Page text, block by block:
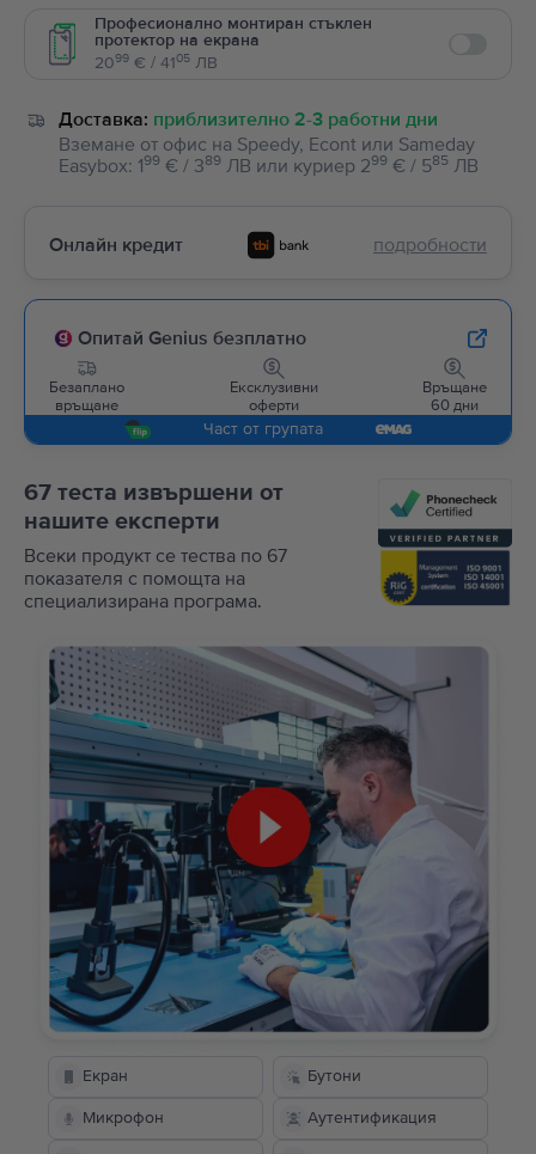
Професионално монтиран стъклен
протектор на екрана
2099 € / 4105 ЛВ
Доставка: приблизително 2-3 работни дни
Вземане от офис на Speedy, Econt или Sameday
Easybox: 199 € / 389 ЛВ или куриер 299 € / 585 ЛВ
Онлайн кредит подробности
Опитай Genius безплатно
Безаплано
връщане
Ексклузивни
оферти
Връщане
60 дни
Част от групата
67 теста извършени от
нашите експерти
Всеки продукт се тества по 67
показателя с помощта на
специализирана програма.
Екран Бутони
Микрофон Аутентификация